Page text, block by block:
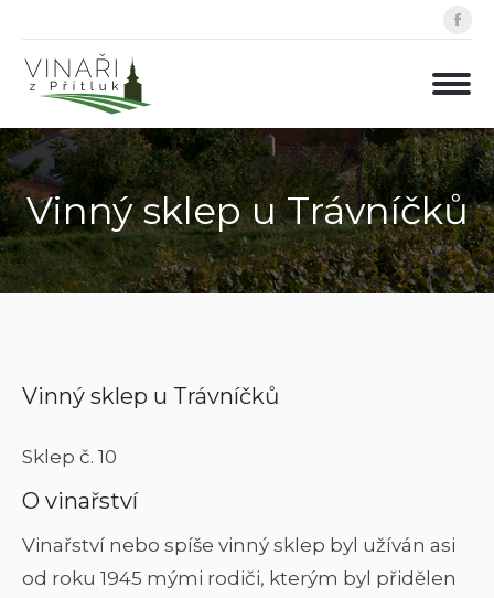
Vinný sklep u Trávníčků
Vinný sklep u Trávníčků
Sklep č. 10
O vinařství
Vinařství nebo spíše vinný sklep byl užíván asi
od roku 1945 mými rodiči, kterým byl přidělen